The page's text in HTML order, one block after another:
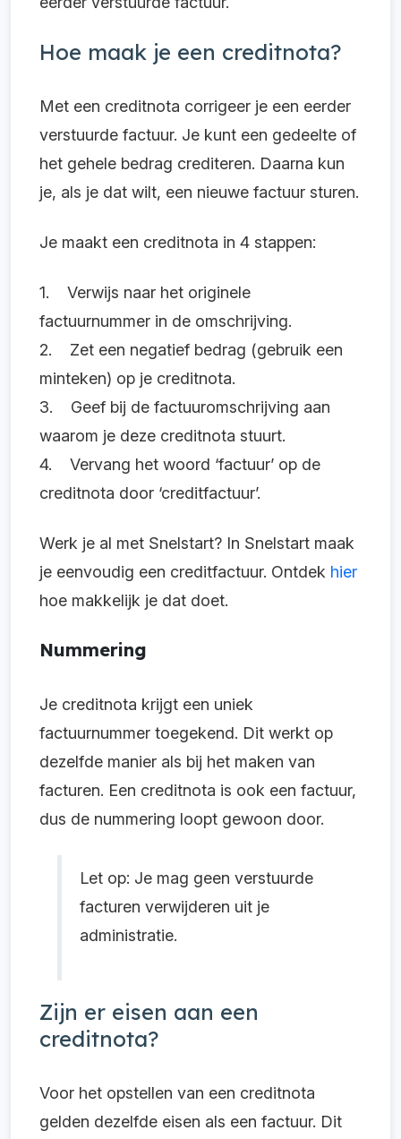
Hoe maak je een creditnota?
Met een creditnota corrigeer je een eerder
verstuurde factuur. Je kunt een gedeelte of
het gehele bedrag crediteren. Daarna kun
je, als je dat wilt, een nieuwe factuur sturen.
Je maakt een creditnota in 4 stappen:
1. Verwijs naar het originele
factuurnummer in de omschrijving.
2. Zet een negatief bedrag (gebruik een
minteken) op je creditnota.
3. Geef bij de factuuromschrijving aan
waarom je deze creditnota stuurt.
4. Vervang het woord ‘factuur’ op de
creditnota door ‘creditfactuur’.
Werk je al met Snelstart? In Snelstart maak
je eenvoudig een creditfactuur. Ontdek hier
hoe makkelijk je dat doet.
Nummering
Je creditnota krijgt een uniek
factuurnummer toegekend. Dit werkt op
dezelfde manier als bij het maken van
facturen. Een creditnota is ook een factuur,
dus de nummering loopt gewoon door.
Let op: Je mag geen verstuurde
facturen verwijderen uit je
administratie.
Zijn er eisen aan een
creditnota?
Voor het opstellen van een creditnota
gelden dezelfde eisen als een factuur. Dit